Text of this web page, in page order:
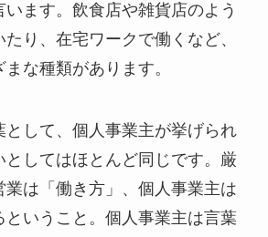
ます。飲食店や雑貨店のよう
り、在宅ワークで働くなど、
な種類があります。
として、個人事業主が挙げられ
としてはほとんど同じです。厳
業は「働き方」、個人事業主は
ということ。個人事業主は言葉